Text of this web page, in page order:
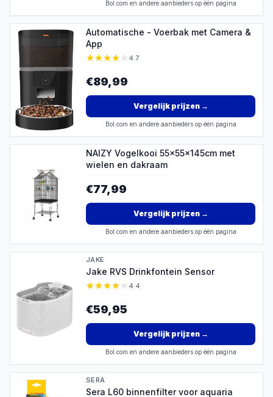
Bol.com en andere aanbieders op één pagina
Automatische - Voerbak met Camera &
App
4.7
€89,99
Vergelijk prijzen→
Bol.com en andere aanbieders op één pagina
NAIZY Vogelkooi 55x55x145cm met
wielen en dakraam
€77,99
Vergelijk prijzen→
Bol.com en andere aanbieders op één pagina
JAKE
Jake RVS Drinkfontein Sensor
4.4
€59,95
Vergelijk prijzen→
Bol.com en andere aanbieders op één pagina
SERA
Sera L60 binnenfilter voor aquaria